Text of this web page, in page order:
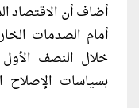
أضاف أن الاقتصاد
خلال النصف الأول
بسياسات الإصلاح